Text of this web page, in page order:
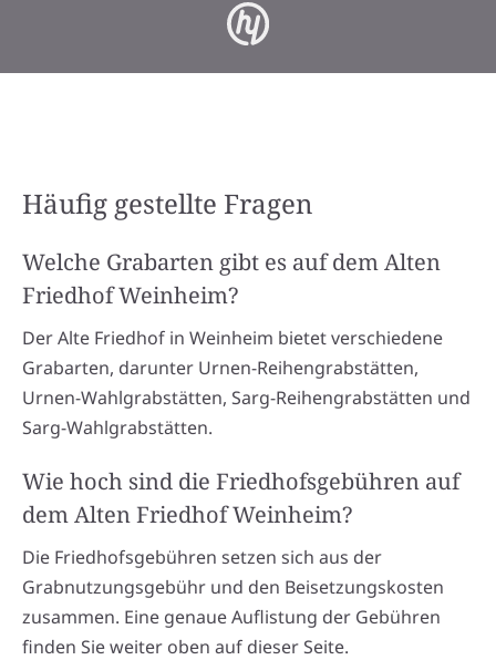
Häufig gestellte Fragen
Welche Grabarten gibt es auf dem Alten
Friedhof Weinheim?
Der Alte Friedhof in Weinheim bietet verschiedene
Grabarten, darunter Urnen-Reihengrabstätten,
Urnen-Wahlgrabstätten, Sarg-Reihengrabstätten und
Sarg-Wahlgrabstätten.
Wie hoch sind die Friedhofsgebühren auf
dem Alten Friedhof Weinheim?
Die Friedhofsgebühren setzen sich aus der
Grabnutzungsgebühr und den Beisetzungskosten
zusammen. Eine genaue Auflistung der Gebühren
finden Sie weiter oben auf dieser Seite.